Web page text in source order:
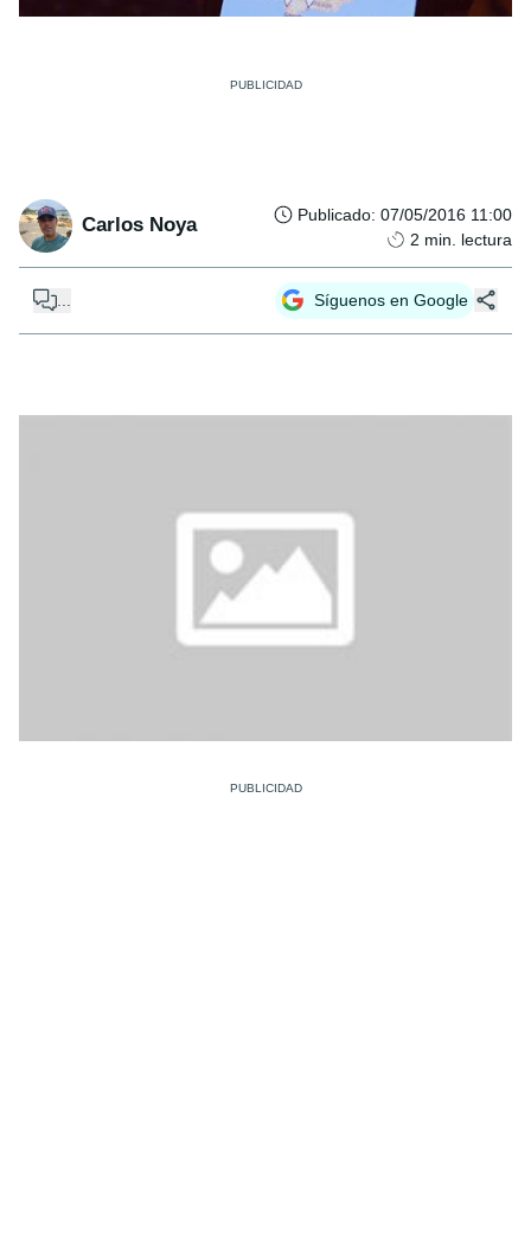
Carlos Noya Publicado: 07/05/2016 11:00
2 min. lectura
Síguenos en Google